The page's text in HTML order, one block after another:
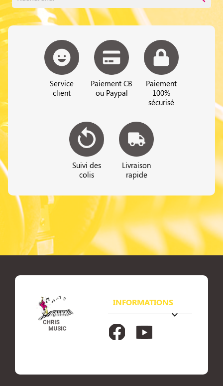
Service
client
Paiement CB
ou Paypal
Paiement
100%
sécurisé
Suivi des
colis
Livraison
rapide
INFORMATIONS
keyboard_arrow_down
FacebookYouTube